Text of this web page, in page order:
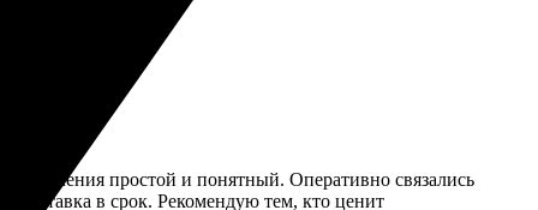
простой и понятный. Оперативно связались
доставка в срок. Рекомендую тем, кто ценит